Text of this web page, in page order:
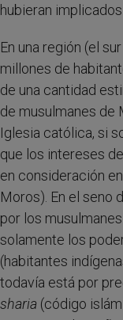
hubieran
En una región (el
millones de
de una cantidad
de musulmanes de
Iglesia católica, si
que los intereses
en consideración
Moros). En el seno
por los
solamente los
(habitantes
todavía está por
sharia (código